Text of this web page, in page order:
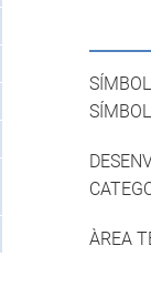
SÍMBOL
SÍMBOL
ÀREA